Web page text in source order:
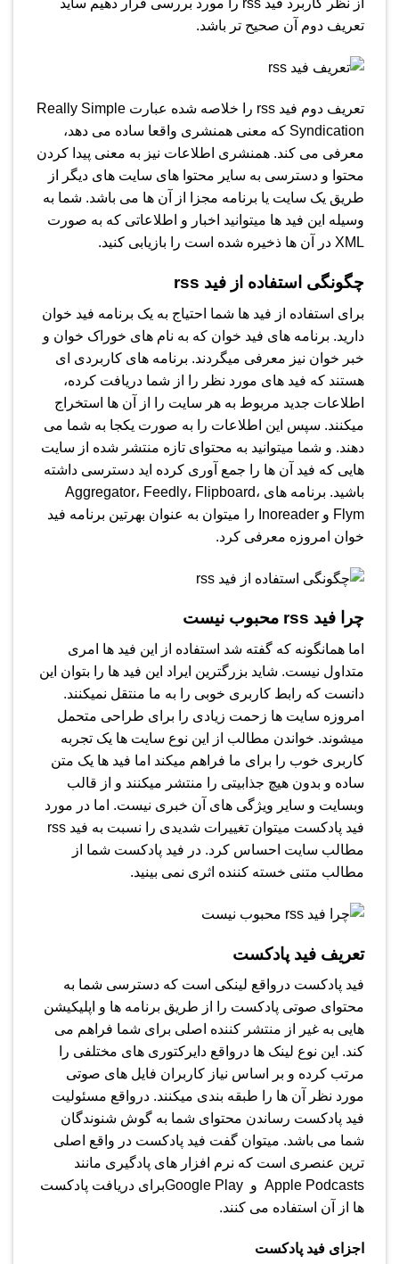
از نظر کاربرد فید rss را مورد بررسی قرار دهیم ساید
تعریف دوم آن صحیح تر باشد.
تعریف دوم فید rss را خلاصه شده عبارت Really Simple
Syndication که معنی همنشری واقعا ساده می دهد،
معرفی می کند. همنشری اطلاعات نیز به معنی پیدا کردن
محتوا و دسترسی به سایر محتوا های سایت های دیگر از
طریق یک سایت یا برنامه مجزا از آن ها می باشد. شما به
وسیله این فید ها میتوانید اخبار و اطلاعاتی که به صورت
XML در آن ها ذخیره شده است را بازیابی کنید.
چگونگی استفاده از فید rss
برای استفاده از فید ها شما احتیاج به یک برنامه فید خوان
دارید. برنامه های فید خوان که به نام های خوراک خوان و
خبر خوان نیز معرفی میگردند. برنامه های کاربردی ای
هستند که فید های مورد نظر را از شما دریافت کرده،
اطلاعات جدید مربوط به هر سایت را از آن ها استخراج
میکنند. سپس این اطلاعات را به صورت یکجا به شما می
دهند. و شما میتوانید به محتوای تازه منتشر شده از سایت
هایی که فید آن ها را جمع آوری کرده اید دسترسی داشته
باشید. برنامه های Aggregator، Feedly، Flipboard،
Flym و Inoreader را میتوان به عنوان بهرتین برنامه فید
خوان امروزه معرفی کرد.
چرا فید rss محبوب نیست
اما همانگونه که گفته شد استفاده از این فید ها امری
متداول نیست. شاید بزرگترین ایراد این فید ها را بتوان این
دانست که رابط کاربری خوبی را به ما منتقل نمیکنند.
امروزه سایت ها زحمت زیادی را برای طراحی متحمل
میشوند. خواندن مطالب از این نوع سایت ها یک تجربه
کاربری خوب را برای ما فراهم میکند اما فید ها یک متن
ساده و بدون هیچ جذابیتی را منتشر میکنند و از قالب
وبسایت و سایر ویژگی های آن خبری نیست. اما در مورد
فید پادکست میتوان تغییرات شدیدی را نسبت به فید rss
مطالب سایت احساس کرد. در فید پادکست شما از
مطالب متنی خسته کننده اثری نمی بینید.
تعریف فید پادکست
فید پادکست درواقع لینکی است که دسترسی شما به
محتوای صوتی پادکست را از طریق برنامه ها و اپلیکیشن
هایی به غیر از منتشر کننده اصلی برای شما فراهم می
کند. این نوع لینک ها درواقع دایرکتوری های مختلفی را
مرتب کرده و بر اساس نیاز کاربران فایل های صوتی
مورد نظر آن ها را طبقه بندی میکنند. درواقع مسئولیت
فید پادکست رساندن محتوای شما به گوش شنوندگان
شما می باشد. میتوان گفت فید پادکست در واقع اصلی
ترین عنصری است که نرم افزار های پادگیری مانند
Apple Podcasts و Google Playبرای دریافت پادکست
ها از آن استفاده می کنند.
اجزای فید پادکست